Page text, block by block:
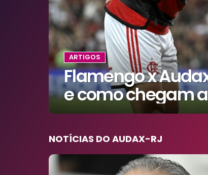
ARTIGOS
Flamengo x
e como chegam
NOTÍCIAS DO AUDAX-RJ